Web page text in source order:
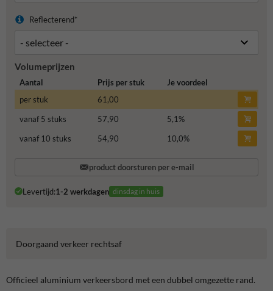
Reflecterend*
Volumeprijzen
Aantal Prijs per stuk
Je voordeel
per stuk
61,00
vanaf 5 stuks
57,90 5,1%
vanaf 10 stuks
54,90 10,0%
product doorsturen per e-mail
Levertijd:1-2 werkdagen dinsdag in huis
Doorgaand verkeer rechtsaf
Officieel aluminium verkeersbord met een dubbel omgezette rand.